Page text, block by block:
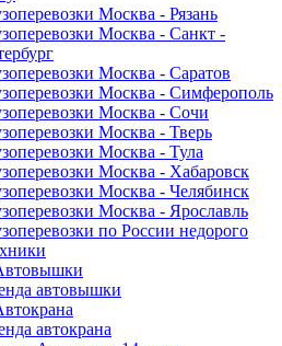
Москва - Рязань
Москва - Санкт -
Москва - Саратов
Москва - Симферополь
Москва - Сочи
Москва - Тверь
Москва - Тула
Москва - Хабаровск
Москва - Челябинск
Москва - Ярославль
по России недорого
автовышки
автокрана